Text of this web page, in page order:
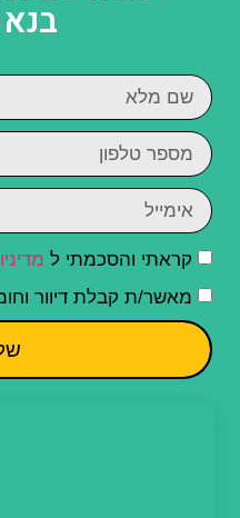
קראתי והסכמתי ל
מאשר/ת קבלת דיוור